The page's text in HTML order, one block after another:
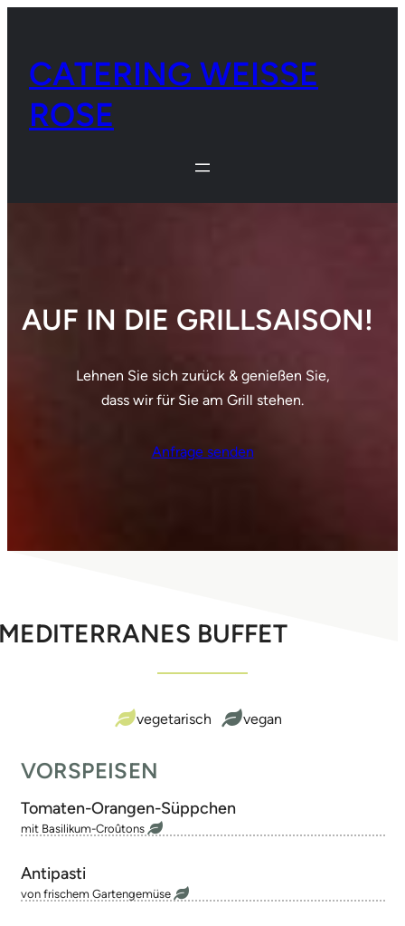
springen
CATERING WEISSE
ROSE
AUF IN DIE GRILLSAISON!
Lehnen Sie sich zurück & genießen Sie,
dass wir für Sie am Grill stehen.
Anfrage senden
BUFFET
vegetarisch vegan
VORSPEISEN
Tomaten-Orangen-Süppchen
mit Basilikum-Croûtons
Antipasti
von frischem Gartengemüse